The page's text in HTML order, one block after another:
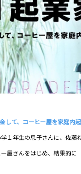
して、コーヒー屋を家庭内
１年生の息子さんに、佐
屋さんをはじめ、結果的に